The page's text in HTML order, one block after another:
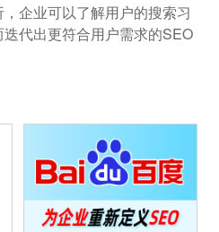
企业可以了解用户的搜索习
代出更符合用户需求的SEO